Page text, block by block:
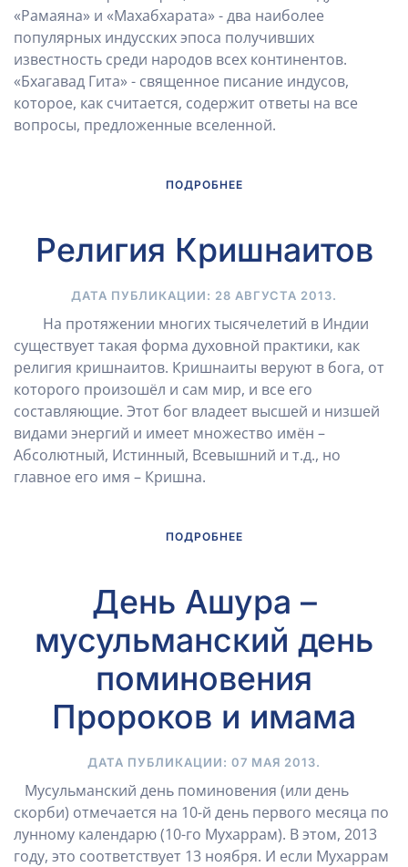
«Рамаяна» и «Махабхарата» - два наиболее
популярных индусских эпоса получивших
известность среди народов всех континентов.
«Бхагавад Гита» - священное писание индусов,
которое, как считается, содержит ответы на все
вопросы, предложенные вселенной.
ПОДРОБНЕЕ
Религия Кришнаитов
ДАТА ПУБЛИКАЦИИ: 28 АВГУСТА 2013.
На протяжении многих тысячелетий в Индии
существует такая форма духовной практики, как
религия кришнаитов. Кришнаиты веруют в бога, от
которого произошёл и сам мир, и все его
составляющие. Этот бог владеет высшей и низшей
видами энергий и имеет множество имён –
Абсолютный, Истинный, Всевышний и т.д., но
главное его имя – Кришна.
ПОДРОБНЕЕ
День Ашура –
мусульманский день
поминовения
Пророков и имама
ДАТА ПУБЛИКАЦИИ: 07 МАЯ 2013.
Мусульманский день поминовения (или день
скорби) отмечается на 10-й день первого месяца по
лунному календарю (10-го Мухаррам). В этом, 2013
году, это соответствует 13 ноября. И если Мухаррам